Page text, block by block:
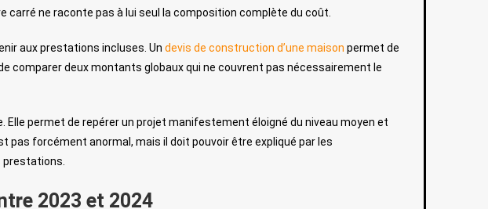
carré ne raconte pas à lui seul la composition complète du coût.
aux prestations incluses. Un devis de construction d’une maison permet de
comparer deux montants globaux qui ne couvrent pas nécessairement le
Elle permet de repérer un projet manifestement éloigné du niveau moyen et
pas forcément anormal, mais il doit pouvoir être expliqué par les
2023 et 2024